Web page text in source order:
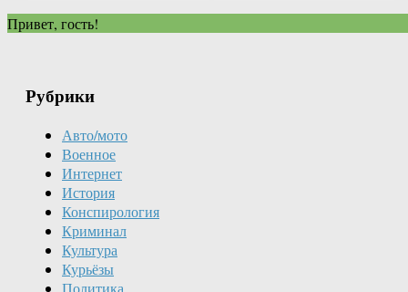
Привет, гость!
Рубрики
Авто/мото
Военное
Интернет
История
Конспирология
Криминал
Культура
Курьёзы
Политика